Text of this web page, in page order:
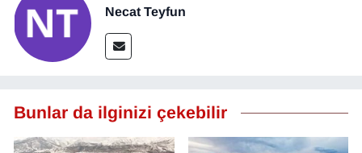
Necat Teyfun
Bunlar da ilginizi çekebilir